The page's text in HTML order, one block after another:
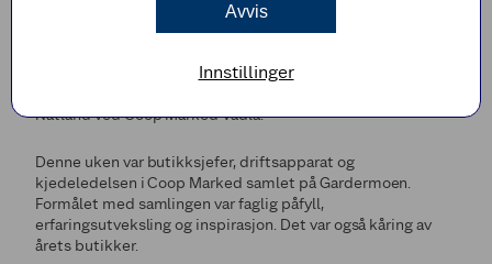
priser i bagasjen. Dette er en skikkelig lagseier, så all honnør
Natland ved Coop Marked Vadla.
Denne uken var butikksjefer, driftsapparat og
kjedeledelsen i Coop Marked samlet på Gardermoen.
Formålet med samlingen var faglig påfyll,
erfaringsutveksling og inspirasjon. Det var også kåring av
årets butikker.
Avvis
Innstillinger